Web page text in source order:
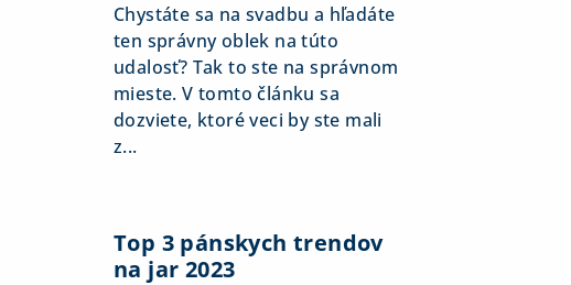
Chystáte sa na svadbu a hľadáte
ten správny oblek na túto
udalosť? Tak to ste na správnom
mieste. V tomto článku sa
dozviete, ktoré veci by ste mali
z...
Top 3 pánskych trendov
na jar 2023